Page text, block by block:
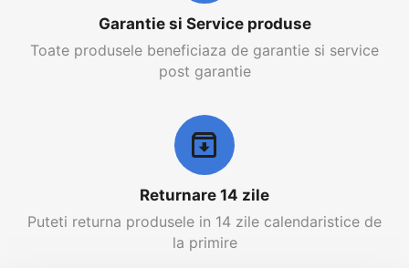
Garantie si Service produse
Toate produsele beneficiaza de garantie si service
post garantie
Returnare 14 zile
Puteti returna produsele in 14 zile calendaristice de
la primire